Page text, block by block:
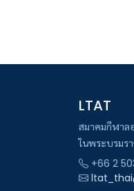
LTAT
สมาคมกีฬาล
ในพระบรมร
+66 2